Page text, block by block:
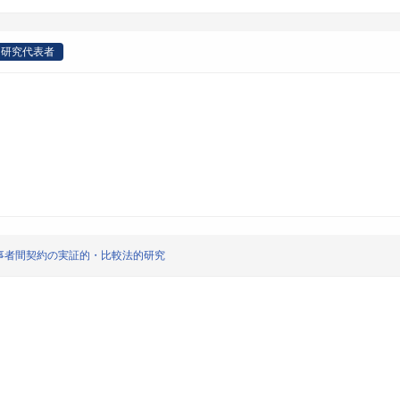
研究代表者
間契約の実証的・比較法的研究